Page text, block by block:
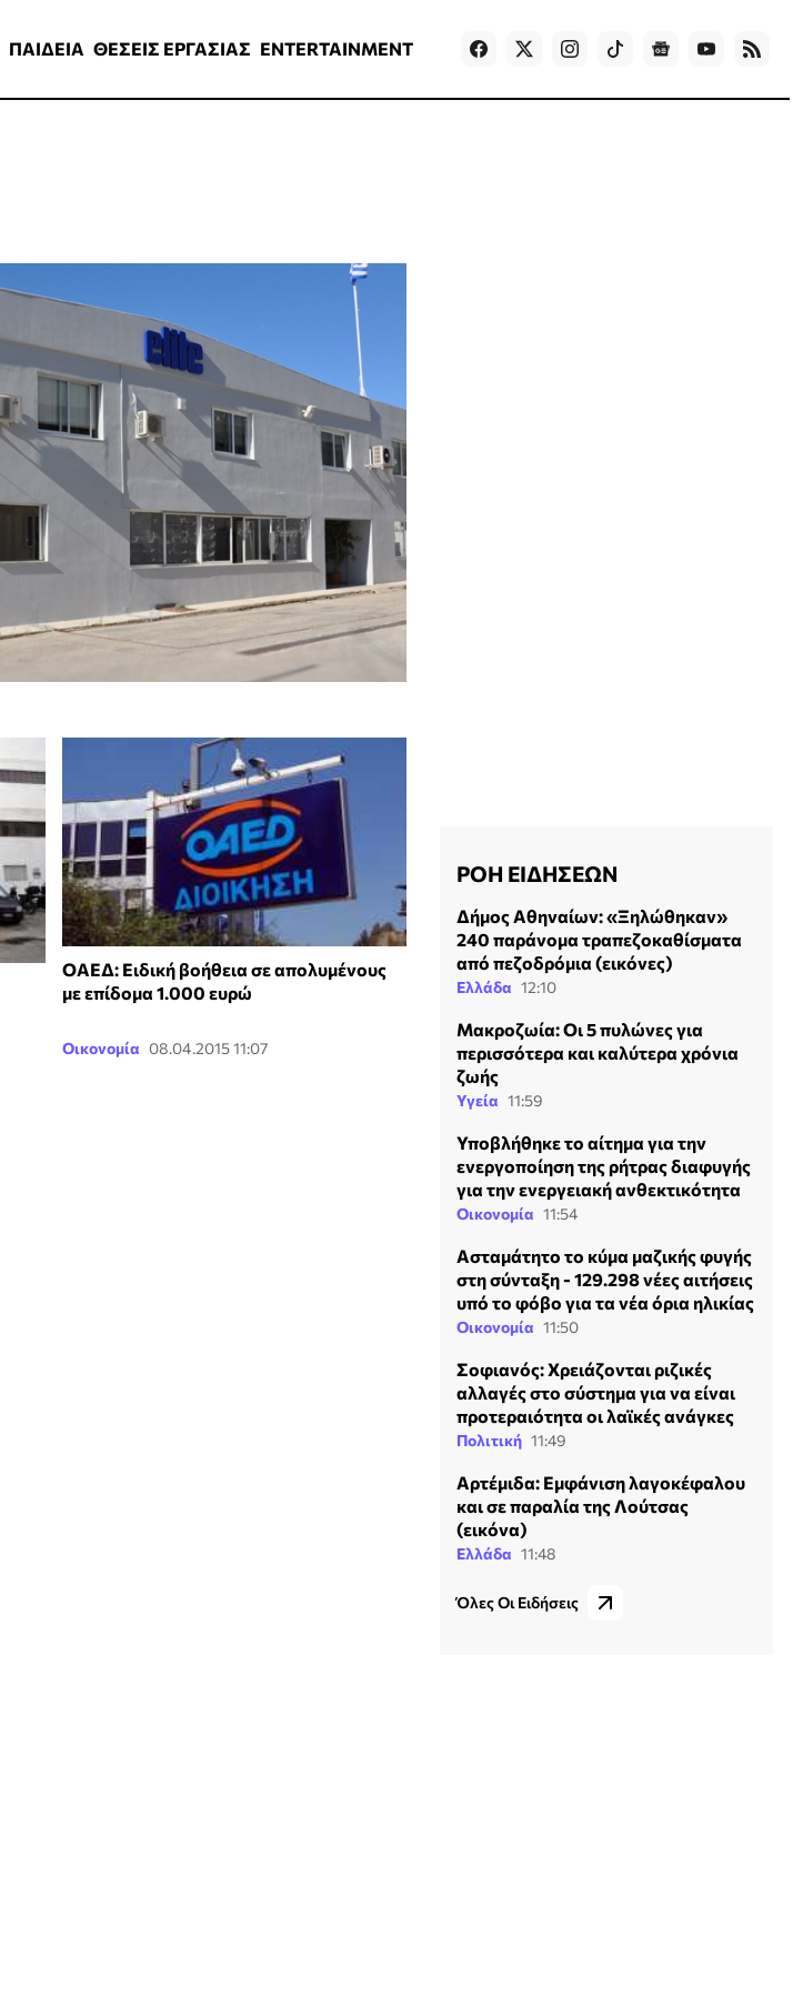
ΠΑΙΔΕΙΑ ΘΕΣΕΙΣ ΕΡΓΑΣΙΑΣ ENTERTAINMENT Games
ΟΑΕΔ: Ειδική βοήθεια σε απολυμένους
με επίδομα 1.000 ευρώ
Οικονομία 08.04.2015 11:07
ΡΟΗ ΕΙΔΗΣΕΩΝ
Δήμος Αθηναίων: «Ξηλώθηκαν»
240 παράνομα τραπεζοκαθίσματα
από πεζοδρόμια (εικόνες)
Ελλάδα 12:10
Mακροζωία: Οι 5 πυλώνες για
περισσότερα και καλύτερα χρόνια
ζωής
Υγεία 11:59
Υποβλήθηκε το αίτημα για την
ενεργοποίηση της ρήτρας διαφυγής
για την ενεργειακή ανθεκτικότητα
Οικονομία 11:54
Ασταμάτητο το κύμα μαζικής φυγής
στη σύνταξη - 129.298 νέες αιτήσεις
υπό το φόβο για τα νέα όρια ηλικίας
Οικονομία 11:50
Σοφιανός: Χρειάζονται ριζικές
αλλαγές στο σύστημα για να είναι
προτεραιότητα οι λαϊκές ανάγκες
Πολιτική 11:49
Αρτέμιδα: Εμφάνιση λαγοκέφαλου
και σε παραλία της Λούτσας
(εικόνα)
Ελλάδα 11:48
Όλες Οι Ειδήσεις